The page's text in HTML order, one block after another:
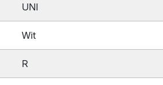
UNI
Wit
R